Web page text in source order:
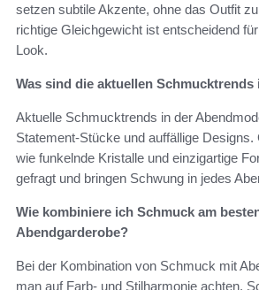
setzen subtile Akzente, ohne das Outfit
richtige Gleichgewicht ist entscheidend
Look.
Was sind die aktuellen Schmucktrends
Aktuelle Schmucktrends in der
Statement-Stücke und auffällige Designs.
wie funkelnde Kristalle und einzigartige
gefragt und bringen Schwung in jedes
Wie kombiniere ich Schmuck am
Abendgarderobe?
Bei der Kombination von Schmuck mit
man auf Farb- und Stilharmonie achten.